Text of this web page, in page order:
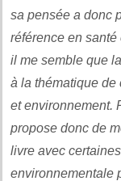
sa pensée a donc
référence en
il me semble que
à la thématique de
et environnement.
propose donc de
livre avec
environnementale